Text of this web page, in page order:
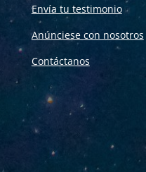
Envía tu testimonio
Anúnciese con nosotros
Contáctanos